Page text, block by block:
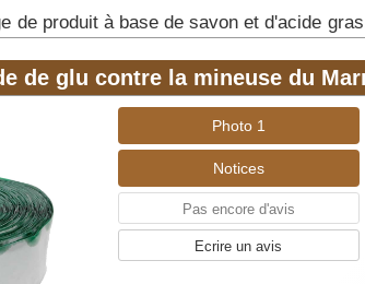
de produit à base de savon et d'acide
est radical : le savon asphyxie les
nombreux prédateurs se nourrissent de
et les larves de coccinelle, les
vous proposons des boites de 80
de glu contre la mineuse du
Photo 1
Notices
Pas encore d'avis
Ecrire un avis